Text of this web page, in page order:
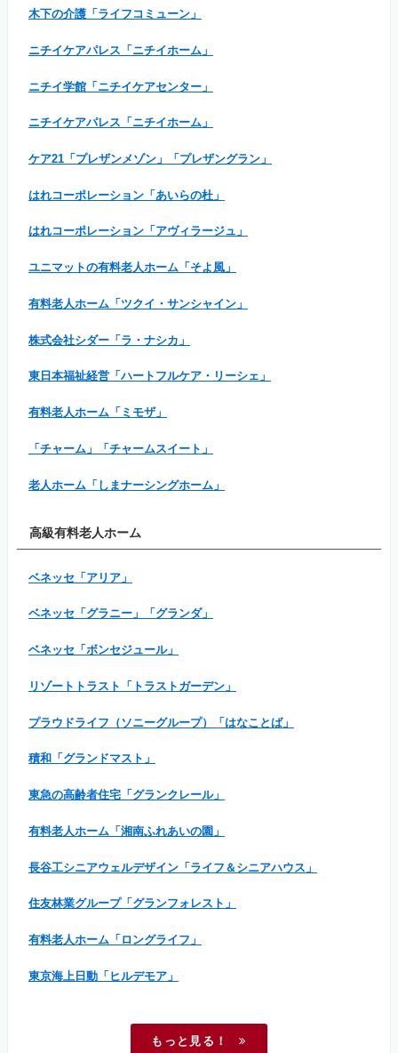
木下の介護「ライフコミューン」
ニチイケアパレス「ニチイホーム」
ニチイ学館「ニチイケアセンター」
ニチイケアパレス「ニチイホーム」
ケア21「プレザンメゾン」「プレザングラン」
はれコーポレーション「あいらの杜」
はれコーポレーション「アヴィラージュ」
ユニマットの有料老人ホーム「そよ風」
有料老人ホーム「ツクイ・サンシャイン」
株式会社シダー「ラ・ナシカ」
東日本福祉経営「ハートフルケア・リーシェ」
有料老人ホーム「ミモザ」
「チャーム」「チャームスイート」
老人ホーム「しまナーシングホーム」
高級有料老人ホーム
ベネッセ「アリア」
ベネッセ「グラニー」「グランダ」
ベネッセ「ボンセジュール」
リゾートトラスト「トラストガーデン」
プラウドライフ（ソニーグループ）「はなことば」
積和「グランドマスト」
東急の高齢者住宅「グランクレール」
有料老人ホーム「湘南ふれあいの園」
長谷工シニアウェルデザイン「ライフ＆シニアハウス」
住友林業グループ「グランフォレスト」
有料老人ホーム「ロングライフ」
東京海上日動「ヒルデモア」
もっと見る！